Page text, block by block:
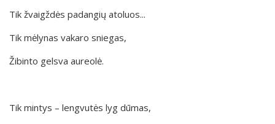
Tik žvaigždės padangių atoluos...
Tik mėlynas vakaro sniegas,
Žibinto gelsva aureolė.
Tik mintys – lengvutės lyg dūmas,